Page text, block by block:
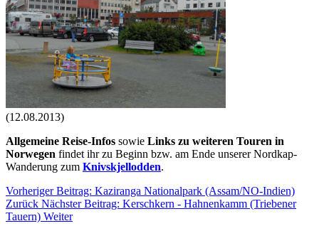
(12.08.2013)
Allgemeine Reise-Infos sowie Links zu weiteren Touren in
Norwegen findet ihr zu Beginn bzw. am Ende unserer Nordkap-
Wanderung zum Knivskjellodden.
Vorheriger Beitrag: Kaziranga Nationalpark (Assam/NO-Indien)
Zurück Nächster Beitrag: Kerschkern - Hahnenkamm (Triebener
Tauern) Weiter